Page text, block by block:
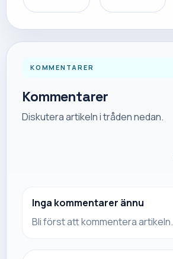
KOMMENTARER
Kommentarer
Diskutera artikeln i tråden nedan.
Inga kommentarer ännu
Bli först att kommentera artikeln.